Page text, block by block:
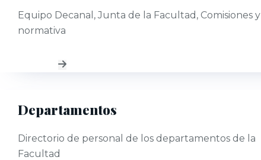
Equipo Decanal, Junta de la Facultad, Comisiones y
normativa
Departamentos
Directorio de personal de los departamentos de la
Facultad